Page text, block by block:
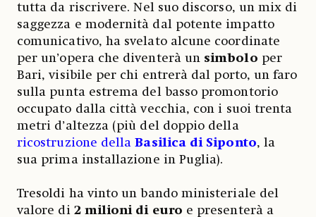
tutta da riscrivere. Nel suo discorso, un mix di
saggezza e modernità dal potente impatto
comunicativo, ha svelato alcune coordinate
per un’opera che diventerà un simbolo per
Bari, visibile per chi entrerà dal porto, un faro
sulla punta estrema del basso promontorio
occupato dalla città vecchia, con i suoi trenta
metri d’altezza (più del doppio della
ricostruzione dellaBasilica di Siponto, la
sua prima installazione in Puglia).
Tresoldi ha vinto un bando ministeriale del
valore di 2 milioni di euro e presenterà a